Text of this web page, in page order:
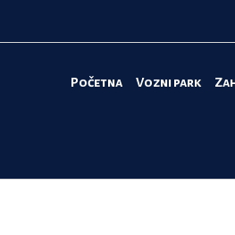
Početna Vozni park